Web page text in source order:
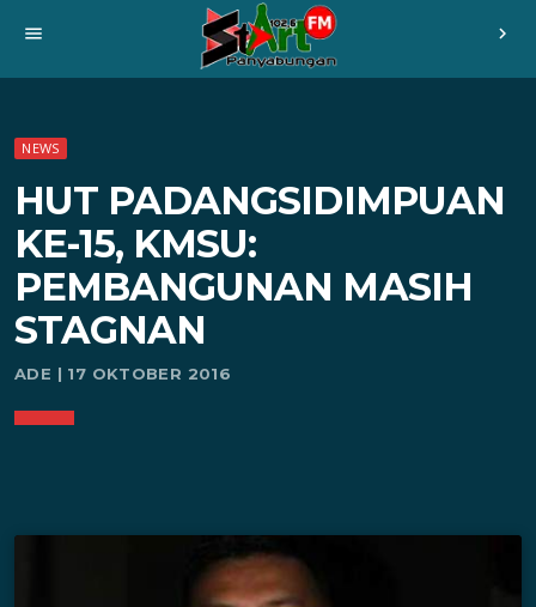
menu chevron_right
NEWS
HUT PADANGSIDIMPUAN
KE-15, KMSU:
PEMBANGUNAN MASIH
STAGNAN
ADE | 17 OKTOBER 2016